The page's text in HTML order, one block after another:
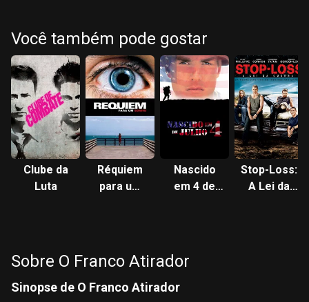
Você também pode gostar
Clube da
Luta
Réquiem
para um
Nascido
em 4 de
Stop-Loss:
A Lei da
Sobre O Franco Atirador
Sinopse de O Franco Atirador